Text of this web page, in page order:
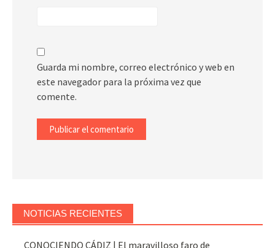
Guarda mi nombre, correo electrónico y web en
este navegador para la próxima vez que
comente.
NOTICIAS RECIENTES
CONOCIENDO CÁDIZ | El maravilloso faro de